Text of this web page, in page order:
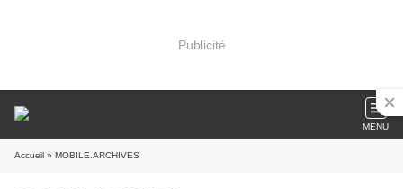
Publicité
MENU
Accueil » MOBILE.ARCHIVES